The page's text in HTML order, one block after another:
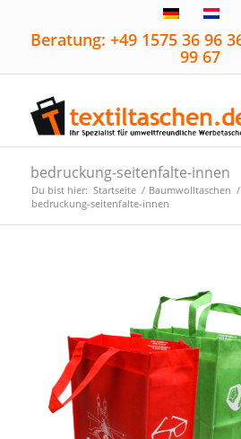
Beratung: +49 1575 36 96
99 67
bedruckung-seitenfalte-innen
Du bist hier: Startseite / Baumwolltaschen /
bedruckung-seitenfalte-innen